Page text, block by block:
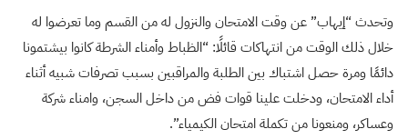
وتحدث “إيهاب” عن وقت الامتحان والنزول له من القسم وما تعرضوا له
خلال ذلك الوقت من انتهاكات قائلًا: “الظباط وأمناء الشرطة كانوا بيشتمونا
دائمًا ومرة حصل اشتباك بين الطلبة والمراقبين بسبب تصرفات شبيه أثناء
أداء الامتحان، ودخلت علينا قوات فض من داخل السجن، وامناء شركة
وعساكر، ومنعونا من تكملة امتحان الكيمياء”.